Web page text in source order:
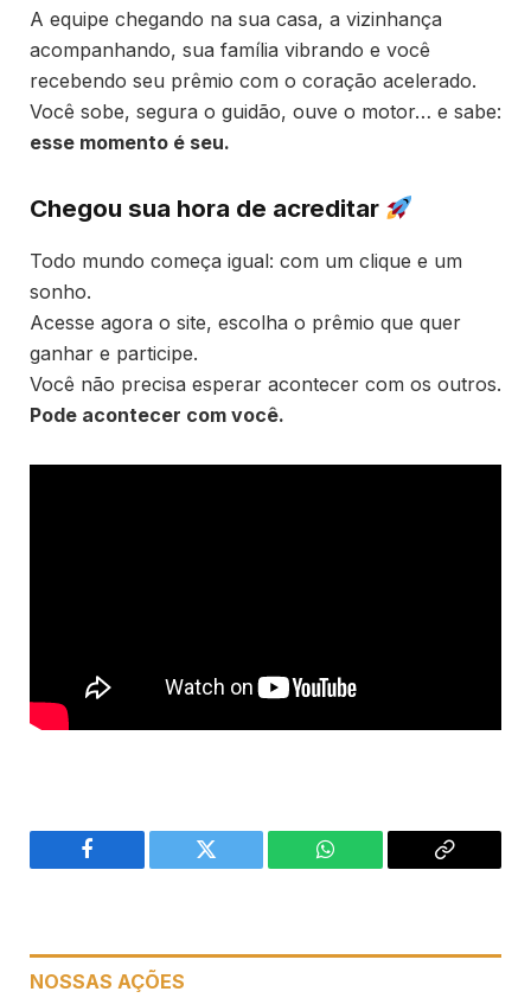
A equipe chegando na sua casa, a vizinhança
acompanhando, sua família vibrando e você
recebendo seu prêmio com o coração acelerado.
Você sobe, segura o guidão, ouve o motor… e sabe:
esse momento é seu.
Chegou sua hora de acreditar
Todo mundo começa igual: com um clique e um
sonho.
Acesse agora o site, escolha o prêmio que quer
ganhar e participe.
Você não precisa esperar acontecer com os outros.
Pode acontecer com você.
Facebook Twitter WhatsApp
Copiar
NOSSAS AÇÕES